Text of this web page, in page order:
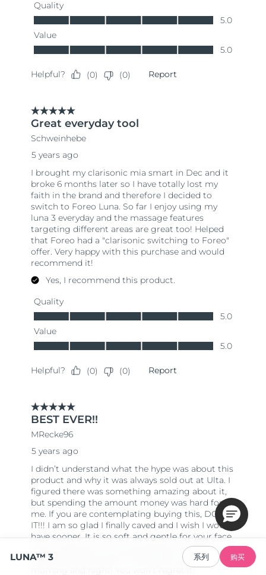
LUNA™ 3 系列 购买